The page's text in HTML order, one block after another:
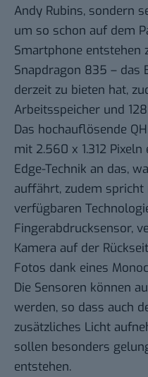
Andy Rubins, sondern
um so schon auf dem
Smartphone entstehen
Snapdragon 835 – das
derzeit zu bieten hat,
Arbeitsspeicher und 128
Das hochauflösende
mit 2.560 x 1.312
Edge-Technik an das,
auffährt, zudem
verfügbaren
Fingerabdrucksensor,
Kamera auf der
Fotos dank eines
Die Sensoren können
werden, so dass auch
zusätzliches Licht
sollen besonders
entstehen.